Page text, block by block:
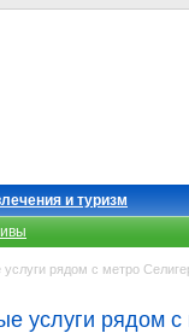
и туризм
рядом с метро
услуги рядом с